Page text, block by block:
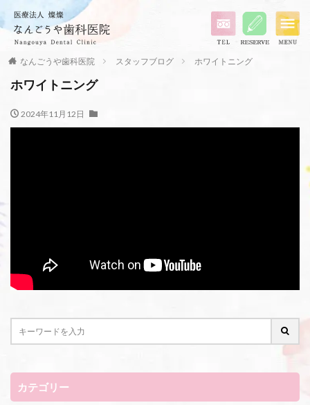
なんごうや歯科医院 スタッフブログ ホワイトニング
ホワイトニング
2024年11月12日
カテゴリー